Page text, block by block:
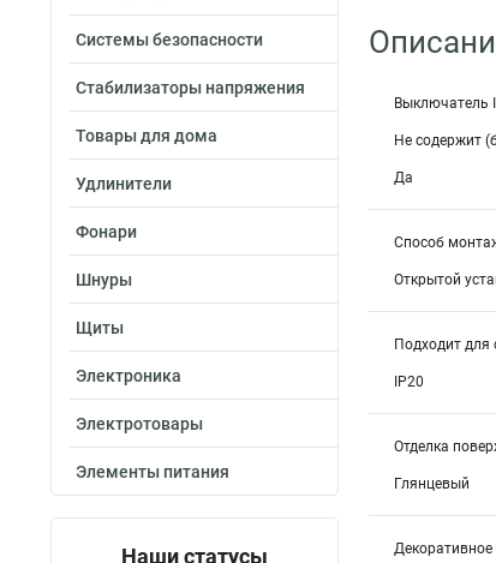
Системы безопасности
Стабилизаторы напряжения
Товары для дома
Удлинители
Фонари
Шнуры
Щиты
Электроника
Электротовары
Элементы питания
Наши статусы
Выключатель
Не содержит
Да
Способ
Открытой
Подходит для
IP20
Отделка
Глянцевый